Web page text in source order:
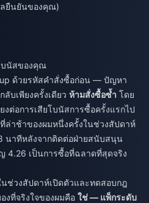
ลยืนยันของคุณ)
บนัสของคุณ
ด้วยรหัสคำสั่งซื้อก่อน — ปัญหา
บเพียงครั้งเดียว ห้ามสั่งซื้อซ้ำ โดย
งต่อการเสียโบนัสการซื้อครั้งแรกไป
ล่าช้าของผมหนึ่งครั้งในช่วงสัปดาห์
นาทีหลังจากติดต่อฝ่ายสนับสนุน
4.26 เป็นการซื้อที่ฉลาดที่สุดจริง
นช่วงสัปดาห์เปิดตัวและทดสอบกฎ
ที่จริงใจของผมคือ ใช่ — แพ็กระดับ